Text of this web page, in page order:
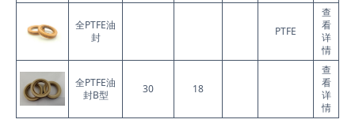
全PTFE油
封
PTFE
查
看
详
情
全PTFE油
封B型
30 18
查
看
详
情